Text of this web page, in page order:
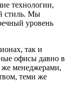
технологии,
стиль. Мы
уровень
так и
офисы давно в
же менеджерами,
теми же